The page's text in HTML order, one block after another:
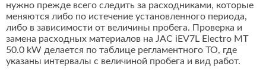
нужно прежде всего следить за расходниками, которые
меняются либо по истечение установленного периода,
либо в зависимости от величины пробега. Проверка и
замена расходных материалов на JAC iEV7L Electro MT
50.0 kW делается по таблице регламентного ТО, где
указаны интервалы с величиной пробега и вид работ.